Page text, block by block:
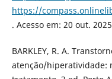
https://
. Acesso em: 20 out.
BARKLEY, R. A.
atenção/hiperatividade: